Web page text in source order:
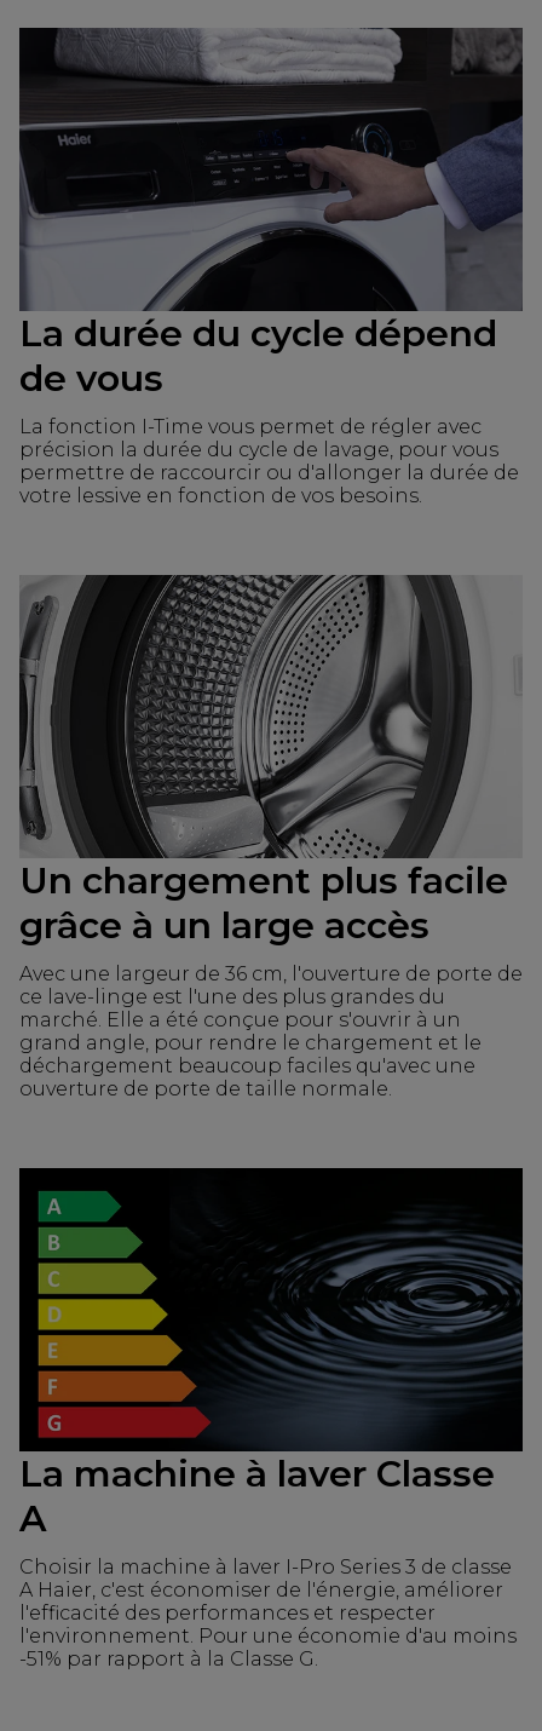
La durée du cycle dépend
de vous
La fonction I-Time vous permet de régler avec
précision la durée du cycle de lavage, pour vous
permettre de raccourcir ou d'allonger la durée de
votre lessive en fonction de vos besoins.
Un chargement plus facile
grâce à un large accès
Avec une largeur de 36 cm, l'ouverture de porte de
ce lave-linge est l'une des plus grandes du
marché. Elle a été conçue pour s'ouvrir à un
grand angle, pour rendre le chargement et le
déchargement beaucoup faciles qu'avec une
ouverture de porte de taille normale.
La machine à laver Classe
A
Choisir la machine à laver I-Pro Series 3 de classe
A Haier, c'est économiser de l'énergie, améliorer
l'efficacité des performances et respecter
l'environnement. Pour une économie d'au moins
-51% par rapport à la Classe G.